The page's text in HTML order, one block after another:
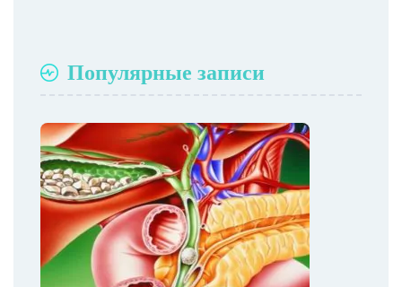
Популярные записи